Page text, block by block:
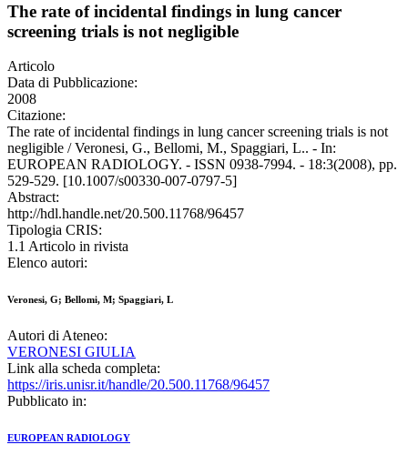
The rate of incidental findings in lung cancer
screening trials is not negligible
Articolo
Data di Pubblicazione:
2008
Citazione:
The rate of incidental findings in lung cancer screening trials is not
negligible / Veronesi, G., Bellomi, M., Spaggiari, L.. - In:
EUROPEAN RADIOLOGY. - ISSN 0938-7994. - 18:3(2008), pp.
529-529. [10.1007/s00330-007-0797-5]
Abstract:
http://hdl.handle.net/20.500.11768/96457
Tipologia CRIS:
1.1 Articolo in rivista
Elenco autori:
Veronesi, G; Bellomi, M; Spaggiari, L
Autori di Ateneo:
VERONESI GIULIA
Link alla scheda completa:
https://iris.unisr.it/handle/20.500.11768/96457
Pubblicato in:
EUROPEAN RADIOLOGY